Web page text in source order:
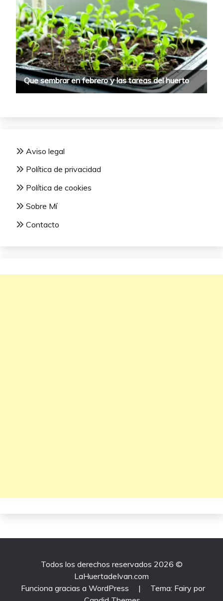
Aviso legal
Política de privacidad
Política de cookies
Sobre Mí
Contacto
Todos los derechos reservados 2026 ©
LaHuertadeIvan.com
Funciona gracias a WordPress
|
Tema: Fairy por